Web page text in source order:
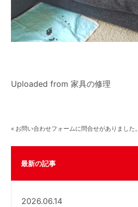
Uploaded from 家具の修理
« お問い合わせフォームに問合せがありました。
最新の記事
2026.06.14